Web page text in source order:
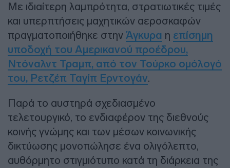
Με ιδιαίτερη λαμπρότητα, στρατιωτικές τιμές
και υπερπτήσεις μαχητικών αεροσκαφών
πραγματοποιήθηκε στην Άγκυρα η επίσημη
υποδοχή του Αμερικανού προέδρου,
Ντόναλντ Τραμπ, από τον Τούρκο ομόλογό
του, Ρετζέπ Ταγίπ Ερντογάν.
Παρά το αυστηρά σχεδιασμένο
τελετουργικό, το ενδιαφέρον της διεθνούς
κοινής γνώμης και των μέσων κοινωνικής
δικτύωσης μονοπώλησε ένα ολιγόλεπτο,
αυθόρμητο στιγμιότυπο κατά τη διάρκεια της